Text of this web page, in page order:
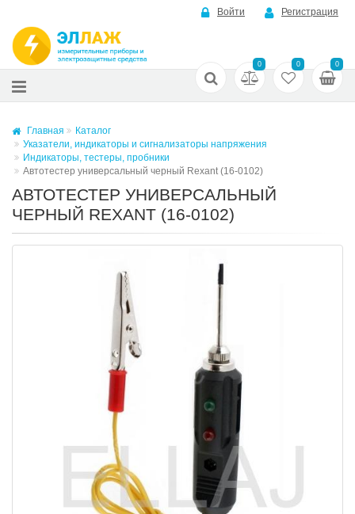
Войти Регистрация
0 0 0
Главная
Каталог
Указатели, индикаторы и сигнализаторы напряжения
Индикаторы, тестеры, пробники
Автотестер универсальный черный Rexant (16-0102)
АВТОТЕСТЕР УНИВЕРСАЛЬНЫЙ
ЧЕРНЫЙ REXANT (16-0102)